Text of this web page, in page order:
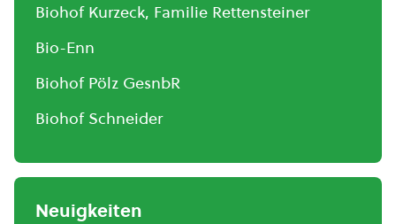
Biohof Kurzeck, Familie Rettensteiner
Bio-Enn
Biohof Pölz GesnbR
Biohof Schneider
Neuigkeiten